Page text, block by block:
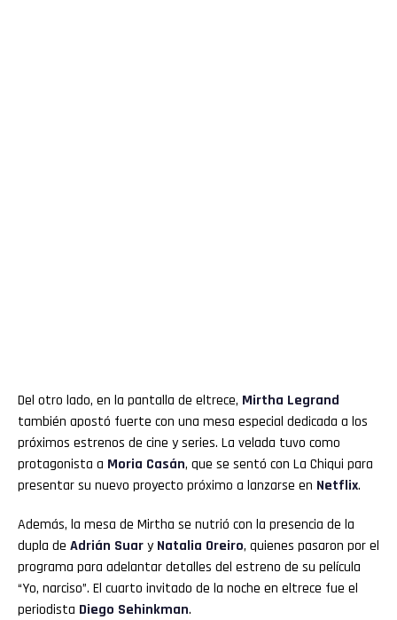
Del otro lado, en la pantalla de eltrece, Mirtha Legrand
también apostó fuerte con una mesa especial dedicada a los
próximos estrenos de cine y series. La velada tuvo como
protagonista a Moria Casán, que se sentó con La Chiqui para
presentar su nuevo proyecto próximo a lanzarse en Netflix.
Además, la mesa de Mirtha se nutrió con la presencia de la
dupla de Adrián Suary Natalia Oreiro, quienes pasaron por el
programa para adelantar detalles del estreno de su película
“Yo, narciso”. El cuarto invitado de la noche en eltrece fue el
periodista Diego Sehinkman.